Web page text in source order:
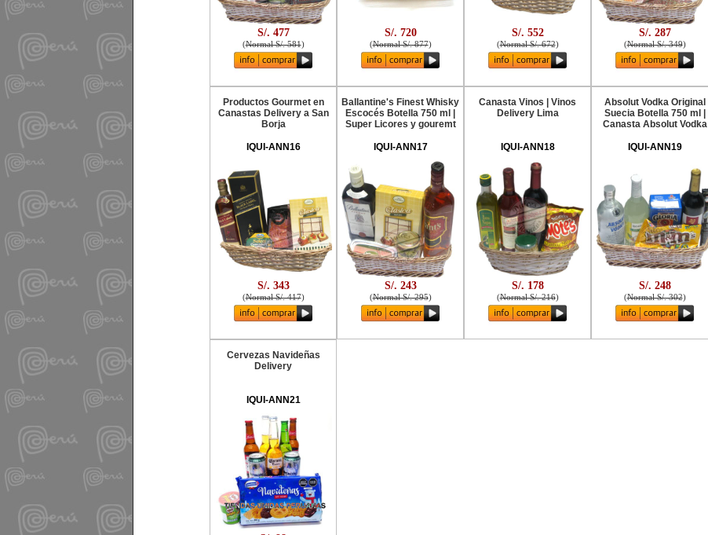
S/. 477
(Normal S/. 581)
S/. 720
(Normal S/. 877)
S/. 552
(Normal S/. 672)
S/. 287
(Normal S/. 349)
Productos Gourmet en
Canastas Delivery a San
Borja
IQUI-ANN16
S/. 343
(Normal S/. 417)
Ballantine's Finest Whisky
Escocés Botella 750 ml |
Super Licores y gouremt
IQUI-ANN17
S/. 243
(Normal S/. 295)
Canasta Vinos | Vinos
Delivery Lima
IQUI-ANN18
S/. 178
(Normal S/. 216)
Absolut Vodka Original
Suecia Botella 750 ml |
Canasta Absolut Vodka
IQUI-ANN19
S/. 248
(Normal S/. 302)
Cervezas Navideñas
Delivery
IQUI-ANN21